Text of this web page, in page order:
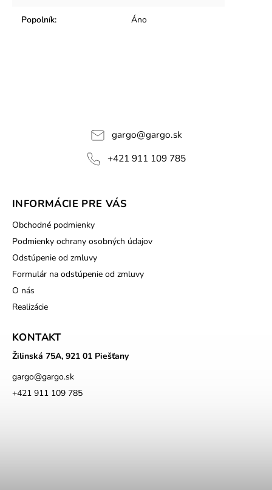
Popolník: Áno
gargo@gargo.sk
+421 911 109 785
INFORMÁCIE PRE VÁS
Obchodné podmienky
Podmienky ochrany osobných údajov
Odstúpenie od zmluvy
Formulár na odstúpenie od zmluvy
O nás
Realizácie
KONTAKT
Žilinská 75A, 921 01 Piešťany
gargo@gargo.sk
+421 911 109 785